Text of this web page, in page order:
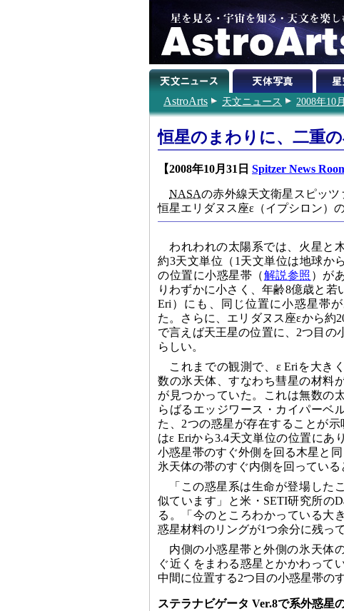
AstroArts 天文ニュース 2008年10月
恒星のまわりに、二重
【2008年10月31日 Spitzer News
NASAの赤外線天文衛星スピッ
恒星エリダヌス座ε（イプシロン）
われわれの太陽系では、火星と
約3天文単位（1天文単位は地球か
の位置に小惑星帯（解説参照 ）が
りわずかに小さく、年齢8億歳と若
Eri）にも、同じ位置に小惑星帯
た。さらに、エリダヌス座εから約
で言えば天王星の位置に、2つ目の
らしい。
これまでの観測で、ε Eriを大き
数の氷天体、すなわち彗星の材料
が見つかっていた。これは無数の
らばるエッジワース・カイパーベ
た、2つの惑星が存在することが
はε Eriから3.4天文単位の位置にあ
小惑星帯のすぐ外側を回る木星と同
氷天体の帯のすぐ内側を回っている
「この惑星系は生命が登場した
似ています」と米・SETI研究所の
る。「今のところわかっている大
惑星材料のリングが1つ余分に残っ
内側の小惑星帯と外側の氷天体
ぐ近くをまわる惑星とかかわって
中間に位置する2つ目の小惑星帯の
ステラナビゲータ Ver.8で系外惑星